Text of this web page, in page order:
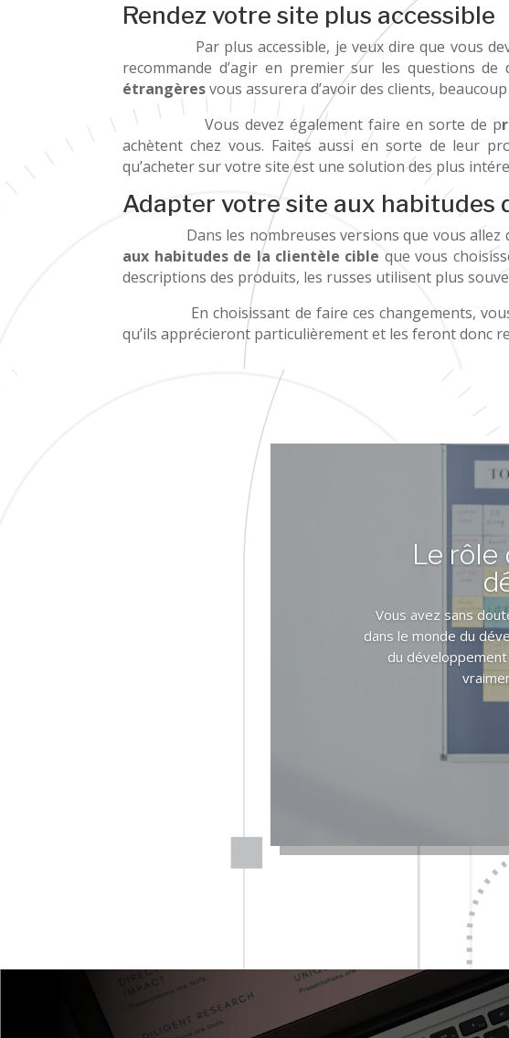
Rendez votre site plus accessible
Par plus accessible, je veux dire que vous devez
recommande d’agir en premier sur les questions
étrangèresvous assurera d’avoir des clients,
Vous devez également faire en sorte de p
achètent chez vous. Faites aussi en sorte de leur
qu’acheter sur votre site est une solution des plus
Adapter votre site aux habitudes
Dans les nombreuses versions que vous allez
aux habitudes de la clientèle cible que vous
descriptions des produits, les russes utilisent plus
En choisissant de faire ces changements, vous
qu’ils apprécieront particulièrement et les feront donc
Le rôle
Vous avez sans
dans le monde du
du